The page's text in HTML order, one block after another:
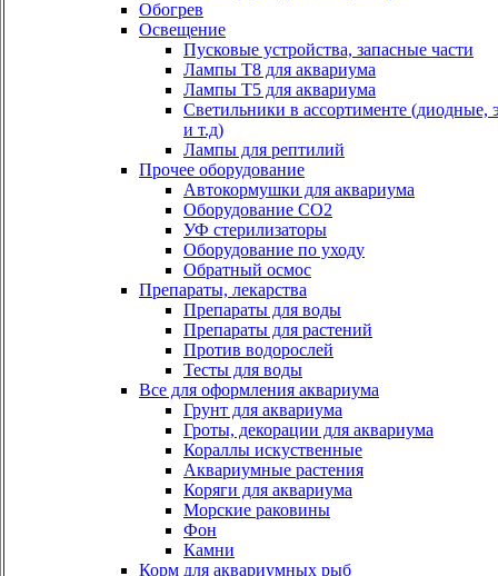
Обогрев
Освещение
Пусковые устройства, запасные части
Лампы Т8 для аквариума
Лампы Т5 для аквариума
Светильники в ассортименте (диодные,
и т.д)
Лампы для рептилий
Прочее оборудование
Автокормушки для аквариума
Оборудование СО2
УФ стерилизаторы
Оборудование по уходу
Обратный осмос
Препараты, лекарства
Препараты для воды
Препараты для растений
Против водорослей
Тесты для воды
Все для оформления аквариума
Грунт для аквариума
Гроты, декорации для аквариума
Кораллы искуственные
Аквариумные растения
Коряги для аквариума
Морские раковины
Фон
Камни
Корм для аквариумных рыб